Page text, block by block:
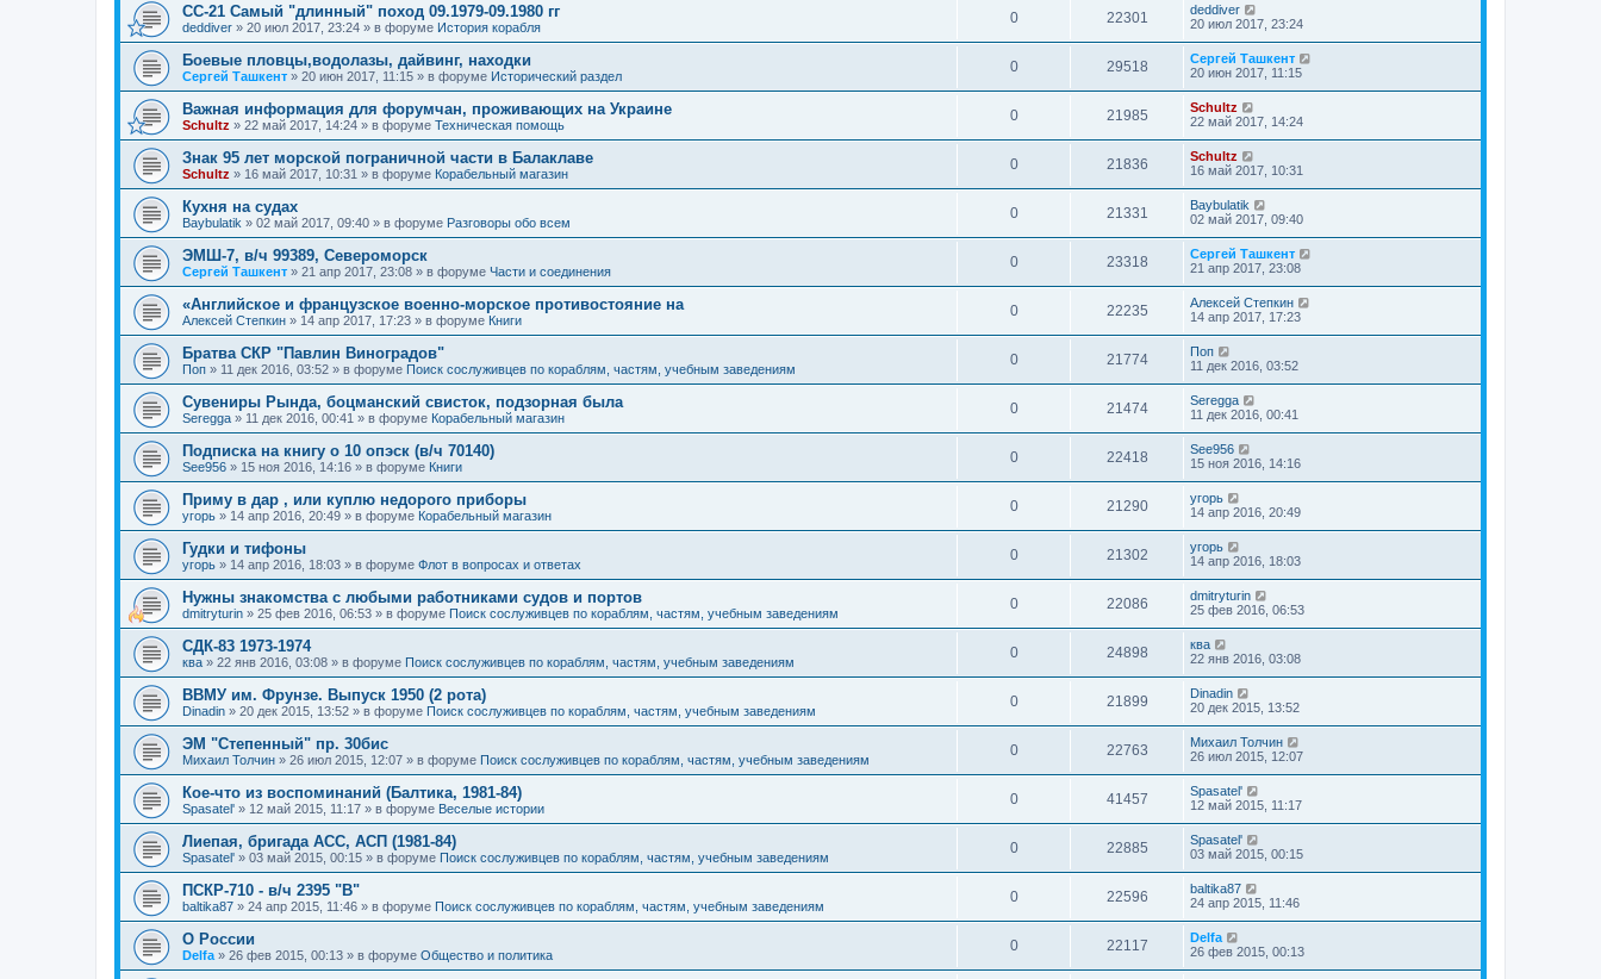
СС-21 Самый "длинный" поход 09.1979-09.1980 гг
deddiver » 20 июл 2017, 23:24 » в форуме История корабля
0 22301
deddiver
20 июл 2017, 23:24
Боевые пловцы,водолазы, дайвинг, находки
Сергей Ташкент » 20 июн 2017, 11:15 » в форуме Исторический раздел
0 29518
Сергей Ташкент
20 июн 2017, 11:15
Важная информация для форумчан, проживающих на Украине
Schultz » 22 май 2017, 14:24 » в форуме Техническая помощь
0 21985
Schultz
22 май 2017, 14:24
Знак 95 лет морской пограничной части в Балаклаве
Schultz » 16 май 2017, 10:31 » в форуме Корабельный магазин
0 21836
Schultz
16 май 2017, 10:31
Кухня на судах
Baybulatik » 02 май 2017, 09:40 » в форуме Разговоры обо всем
0 21331
Baybulatik
02 май 2017, 09:40
ЭМШ-7, в/ч 99389, Североморск
Сергей Ташкент » 21 апр 2017, 23:08 » в форуме Части и соединения
0 23318
Сергей Ташкент
21 апр 2017, 23:08
«Английское и французское военно-морское противостояние на
Алексей Степкин » 14 апр 2017, 17:23 » в форуме Книги
0 22235
Алексей Степкин
14 апр 2017, 17:23
Братва СКР "Павлин Виноградов"
Поп » 11 дек 2016, 03:52 » в форуме Поиск сослуживцев по кораблям, частям, учебным заведениям
0 21774
Поп
11 дек 2016, 03:52
Сувениры Рында, боцманский свисток, подзорная была
Seregga » 11 дек 2016, 00:41 » в форуме Корабельный магазин
0 21474
Seregga
11 дек 2016, 00:41
Подписка на книгу о 10 опэск (в/ч 70140)
See956 » 15 ноя 2016, 14:16 » в форуме Книги
0 22418
See956
15 ноя 2016, 14:16
Приму в дар , или куплю недорого приборы
угорь » 14 апр 2016, 20:49 » в форуме Корабельный магазин
0 21290
угорь
14 апр 2016, 20:49
Гудки и тифоны
угорь » 14 апр 2016, 18:03 » в форуме Флот в вопросах и ответах
0 21302
угорь
14 апр 2016, 18:03
Нужны знакомства с любыми работниками судов и портов
dmitryturin » 25 фев 2016, 06:53 » в форуме Поиск сослуживцев по кораблям, частям, учебным заведениям
0 22086
dmitryturin
25 фев 2016, 06:53
СДК-83 1973-1974
ква » 22 янв 2016, 03:08 » в форуме Поиск сослуживцев по кораблям, частям, учебным заведениям
0 24898
ква
22 янв 2016, 03:08
ВВМУ им. Фрунзе. Выпуск 1950 (2 рота)
Dinadin » 20 дек 2015, 13:52 » в форуме Поиск сослуживцев по кораблям, частям, учебным заведениям
0 21899
Dinadin
20 дек 2015, 13:52
ЭМ "Степенный" пр. 30бис
Михаил Толчин » 26 июл 2015, 12:07 » в форуме Поиск сослуживцев по кораблям, частям, учебным заведениям
0 22763
Михаил Толчин
26 июл 2015, 12:07
Кое-что из воспоминаний (Балтика, 1981-84)
Spasatel' » 12 май 2015, 11:17 » в форуме Веселые истории
0 41457
Spasatel'
12 май 2015, 11:17
Лиепая, бригада АСС, АСП (1981-84)
Spasatel' » 03 май 2015, 00:15 » в форуме Поиск сослуживцев по кораблям, частям, учебным заведениям
0 22885
Spasatel'
03 май 2015, 00:15
ПСКР-710 - в/ч 2395 "В"
baltika87 » 24 апр 2015, 11:46 » в форуме Поиск сослуживцев по кораблям, частям, учебным заведениям
0 22596
baltika87
24 апр 2015, 11:46
О России
Delfa » 26 фев 2015, 00:13 » в форуме Общество и политика
0 22117
Delfa
26 фев 2015, 00:13